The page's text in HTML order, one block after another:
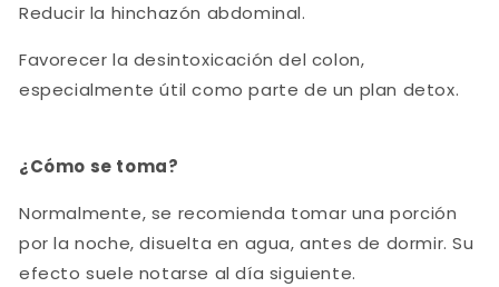
Reducir la hinchazón abdominal.
Favorecer la desintoxicación del colon,
especialmente útil como parte de un plan detox.
¿Cómo se toma?
Normalmente, se recomienda tomar una porción
por la noche, disuelta en agua, antes de dormir. Su
efecto suele notarse al día siguiente.